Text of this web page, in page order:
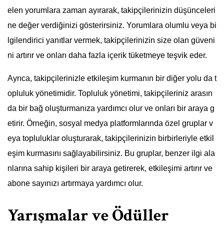
elen yorumlara zaman ayırarak, takipçilerinizin düşünceleri
ne değer verdiğinizi gösterirsiniz. Yorumlara olumlu veya bi
lgilendirici yanıtlar vermek, takipçilerinizin size olan güveni
ni artırır ve onları daha fazla içerik tüketmeye teşvik eder.
Ayrıca, takipçilerinizle etkileşim kurmanın bir diğer yolu da t
opluluk yönetimidir. Topluluk yönetimi, takipçileriniz arasın
da bir bağ oluşturmanıza yardımcı olur ve onları bir araya g
etirir. Örneğin, sosyal medya platformlarında özel gruplar v
eya topluluklar oluşturarak, takipçilerinizin birbirleriyle etkil
eşim kurmasını sağlayabilirsiniz. Bu gruplar, benzer ilgi ala
nlarına sahip kişileri bir araya getirerek, etkileşimi artırır ve
abone sayınızı artırmaya yardımcı olur.
Yarışmalar ve Ödüller